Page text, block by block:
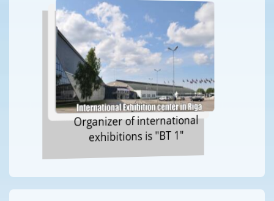
Organizer of international
exhibitions is "BT 1"